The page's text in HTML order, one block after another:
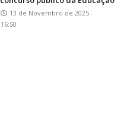
13 de Novembro de 2025 -
16:50